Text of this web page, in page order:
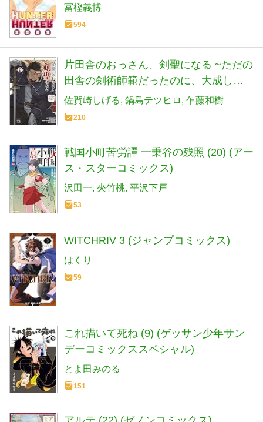
冨樫義博
594
片田舎のおっさん、剣聖になる ~ただの
田舎の剣術師範だったのに、大成した
弟子たちが俺を放ってくれない件~ 9 (9)
(ヤングチャンピオンコミックス)
佐賀崎しげる 鍋島テツヒロ 乍藤和樹
210
戦国小町苦労譚 一乗谷の残照 (20) (アー
ス・スターコミックス)
沢田一 夾竹桃 平沢下戸
53
WITCHRIV 3 (ジャンプコミックス)
はくり
59
これ描いて死ね (9) (ゲッサン少年サン
デーコミックススペシャル)
とよ田みのる
151